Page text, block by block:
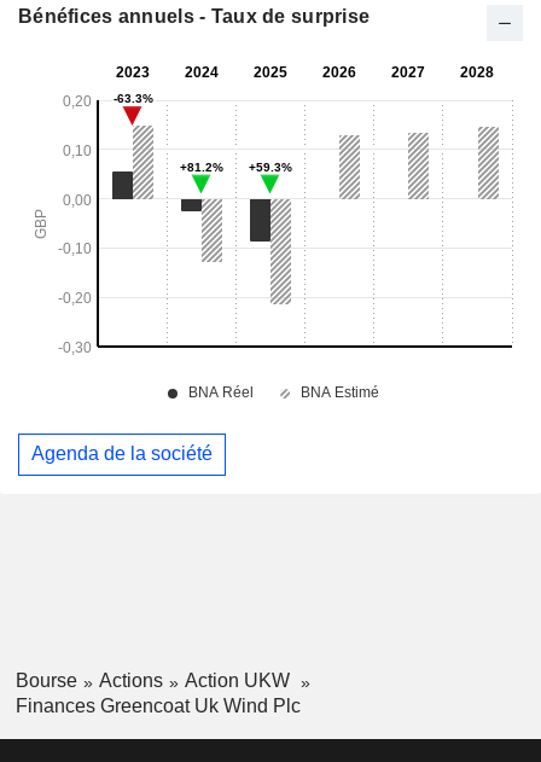
Bénéfices annuels - Taux de surprise
Agenda de la société
Bourse Actions
Action UKW
Finances Greencoat Uk Wind Plc